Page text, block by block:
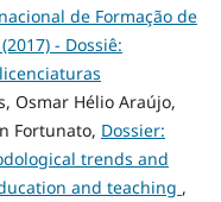
de Formação de
- Dossiê:
Osmar Hélio Araújo,
Fortunato, Dossier:
trends and
and teaching ,